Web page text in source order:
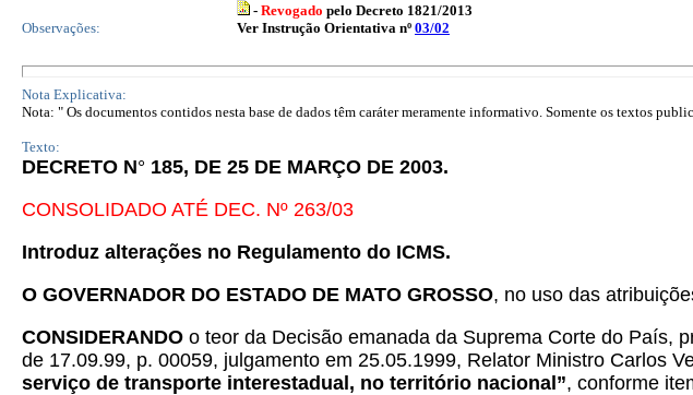
- Revogado pelo Decreto 1821/2013
Observações:
Ver Instrução Orientativa nº 03/02
Nota Explicativa:
Nota: " Os documentos contidos nesta base de dados têm caráter meramente informativo. Somente os textos
Texto:
DECRETO N° 185, DE 25 DE MARÇO DE 2003.
CONSOLIDADO ATÉ DEC. Nº 263/03
Introduz alterações no Regulamento do ICMS.
O GOVERNADOR DO ESTADO DE MATO GROSSO, no uso das
CONSIDERANDO o teor da Decisão emanada da Suprema Corte do País,
de 17.09.99, p. 00059, julgamento em 25.05.1999, Relator Ministro Carlos
serviço de transporte interestadual, no território nacional”, conforme